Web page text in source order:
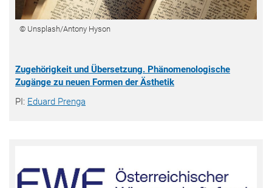
© Unsplash/Antony Hyson
Zugehörigkeit und Übersetzung. Phänomenologische
Zugänge zu neuen Formen der Ästhetik
PI: Eduard Prenga